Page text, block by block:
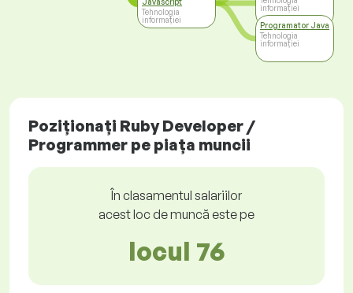
Tehnologia
informației
informației
Programator Java
Tehnologia
informației
Poziționați Ruby Developer /
Programmer pe piața muncii
În clasamentul salariilor
acest loc de muncă este pe
locul 76